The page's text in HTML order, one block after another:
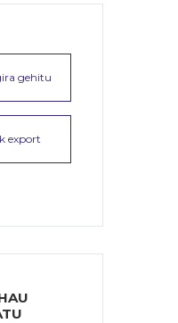
gehitu
export